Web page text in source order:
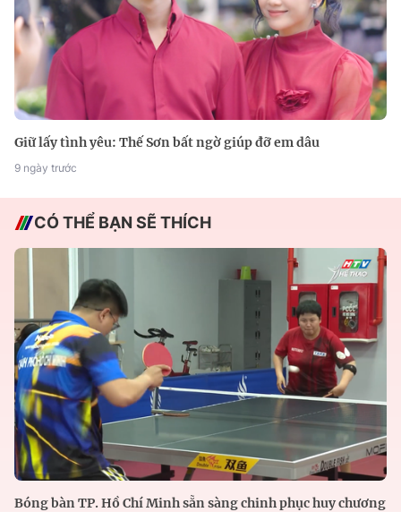
Giữ lấy tình yêu: Thế Sơn bất ngờ giúp đỡ em dâu
9 ngày trước
CÓ THỂ BẠN SẼ THÍCH
Bóng bàn TP. Hồ Chí Minh sẵn sàng chinh phục huy chương